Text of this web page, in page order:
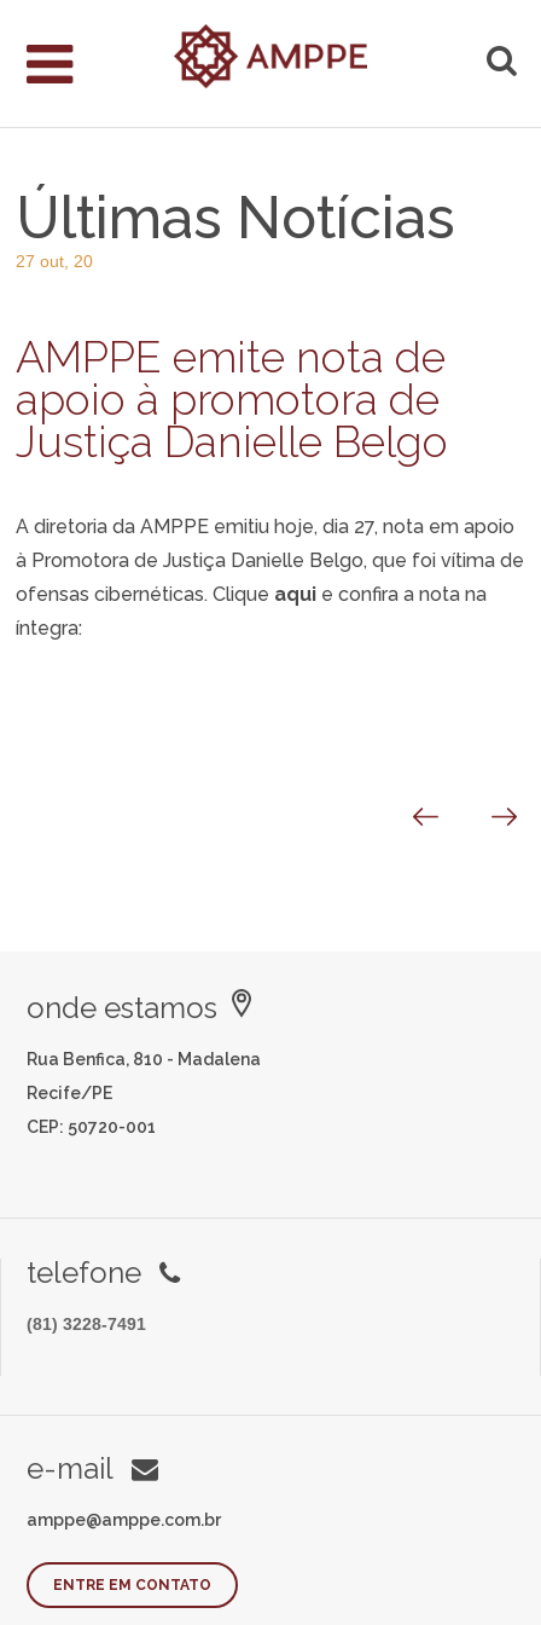
Últimas Notícias
27 out, 20
AMPPE emite nota de
apoio à promotora de
Justiça Danielle Belgo
A diretoria da AMPPE emitiu hoje, dia 27, nota em apoio
à Promotora de Justiça Danielle Belgo, que foi vítima de
ofensas cibernéticas. Clique aqui e confira a nota na
íntegra:
onde estamos
Rua Benfica, 810 - Madalena
Recife/PE
CEP: 50720-001
telefone
(81) 3228-7491
e-mail
amppe@amppe.com.br
ENTRE EM CONTATO